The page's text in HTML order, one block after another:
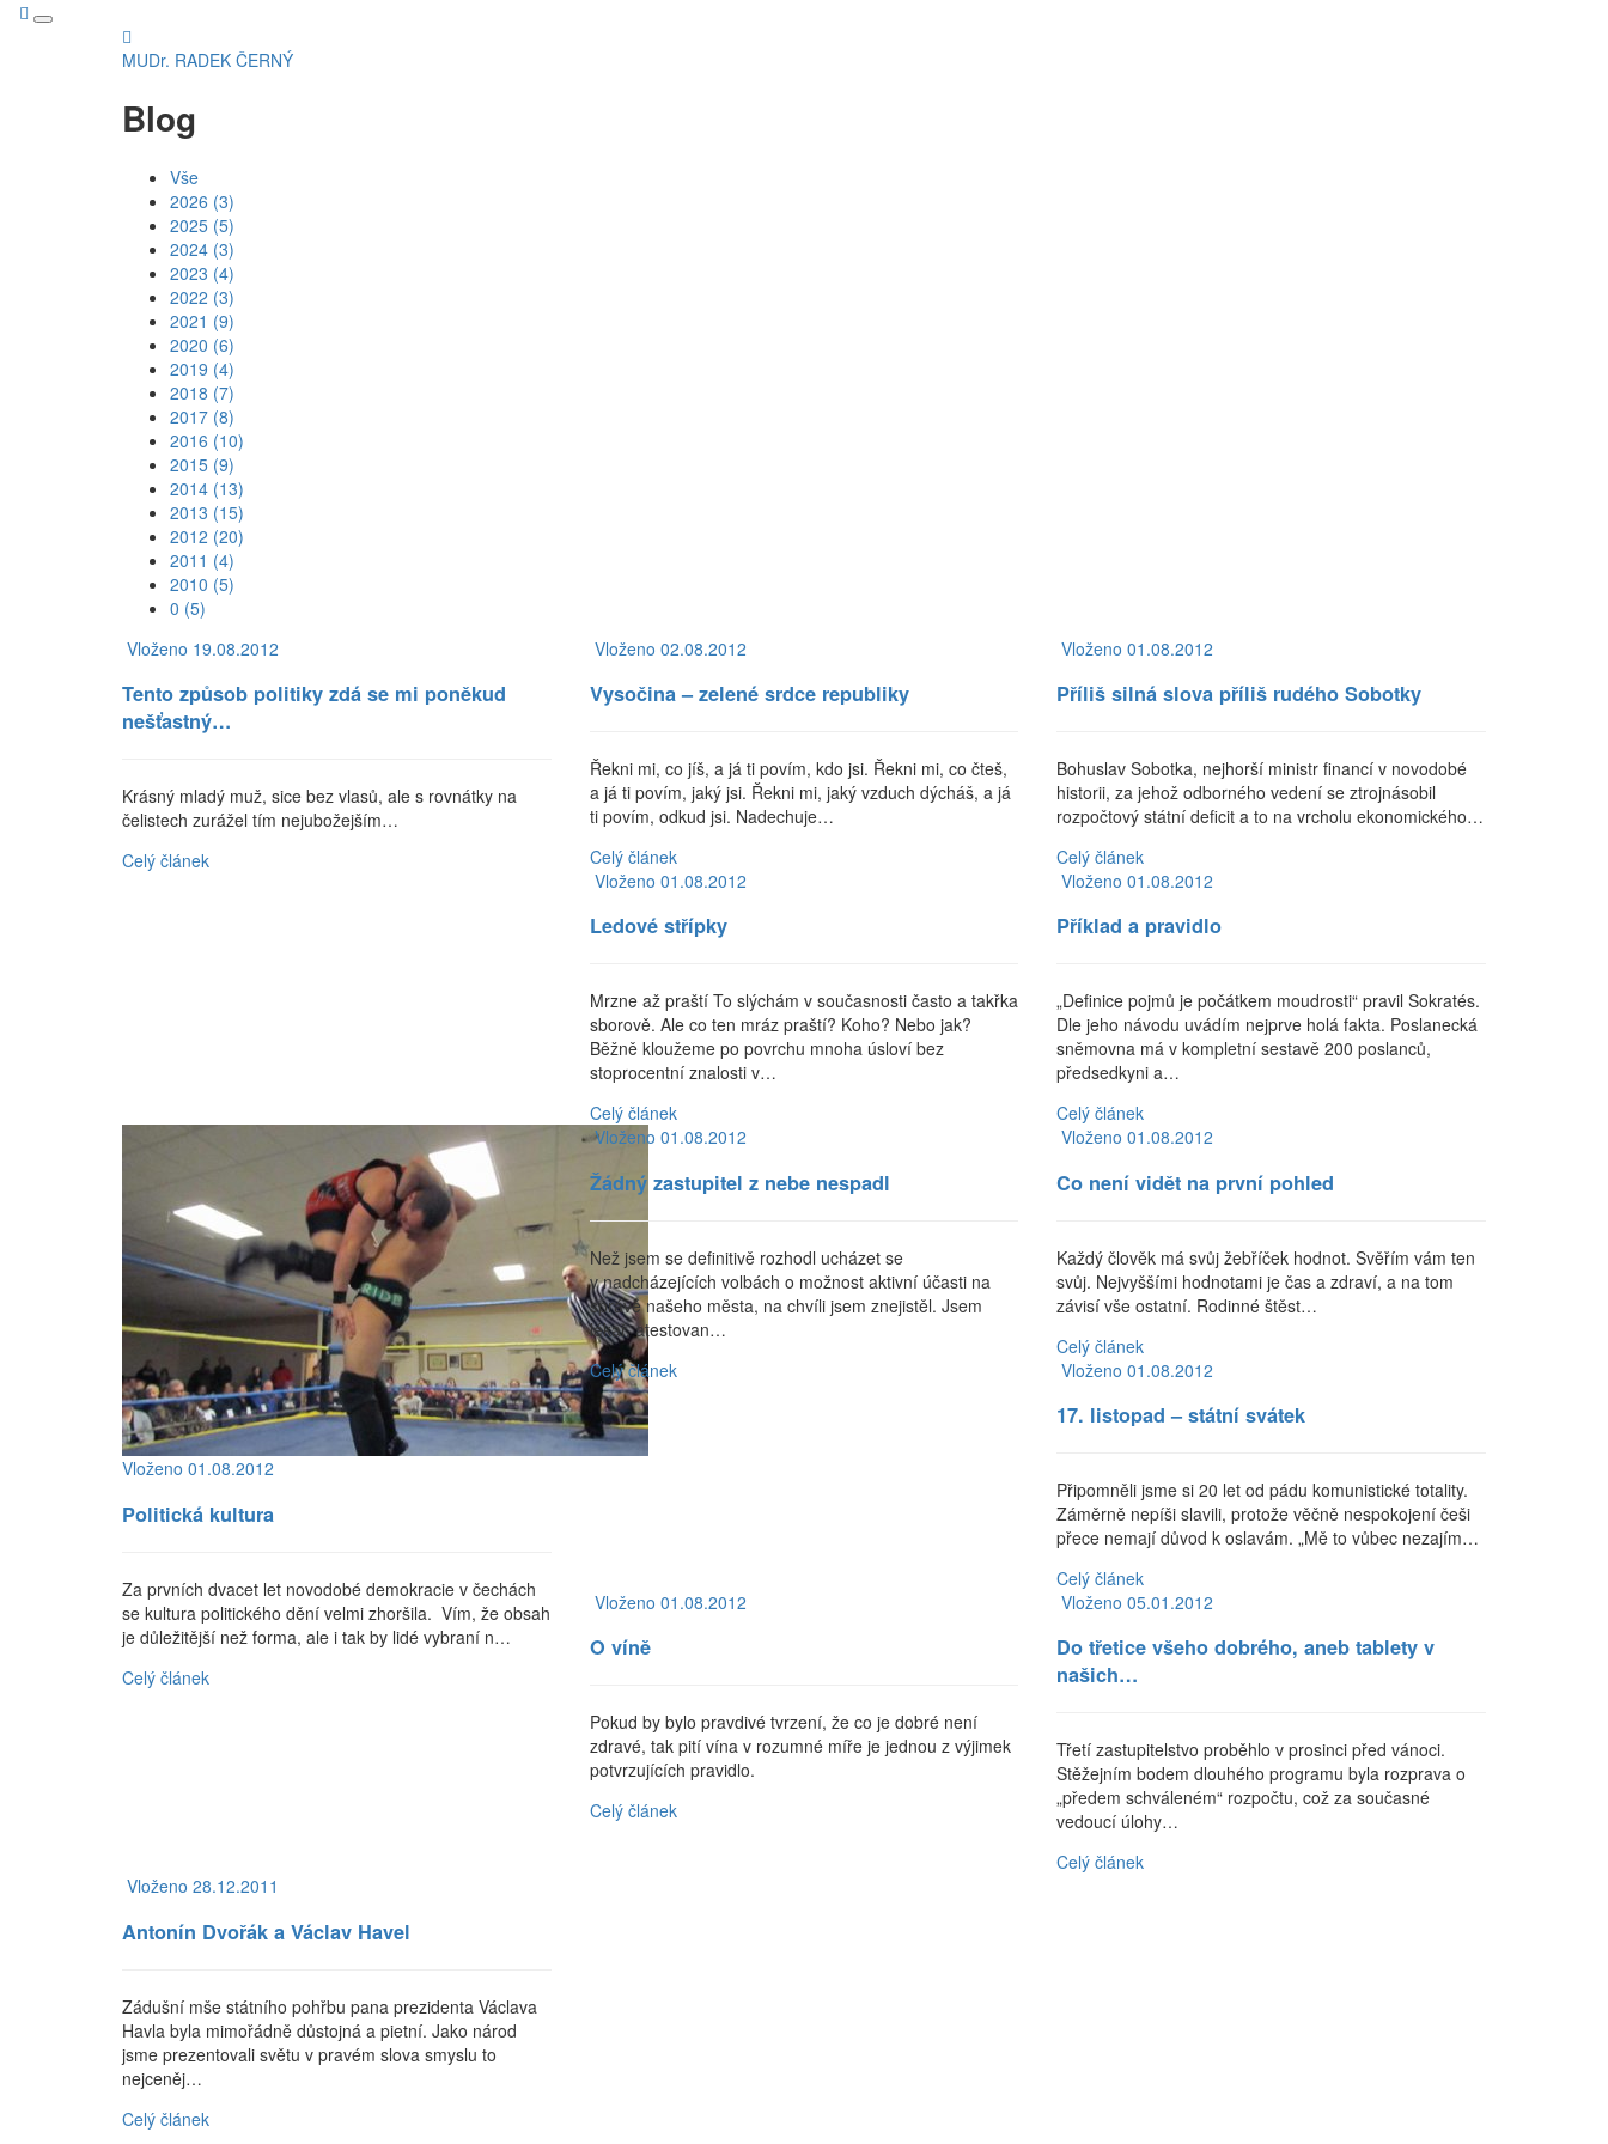
MUDr. RADEK ČERNÝ
Blog
Vše
2026 (3)
2025 (5)
2024 (3)
2023 (4)
2022 (3)
2021 (9)
2020 (6)
2019 (4)
2018 (7)
2017 (8)
2016 (10)
2015 (9)
2014 (13)
2013 (15)
2012 (20)
2011 (4)
2010 (5)
0 (5)
Vloženo 19.08.2012
Tento způsob politiky zdá se mi poněkud
nešťastný…
Krásný mladý muž, sice bez vlasů, ale s rovnátky na
čelistech zurážel tím nejubožejším…
Celý článek
Vloženo 02.08.2012
Vysočina – zelené srdce republiky
Řekni mi, co jíš, a já ti povím, kdo jsi. Řekni mi, co čteš,
a já ti povím, jaký jsi. Řekni mi, jaký vzduch dýcháš, a já
ti povím, odkud jsi. Nadechuje…
Celý článek
Vloženo 01.08.2012
Příliš silná slova příliš rudého Sobotky
Bohuslav Sobotka, nejhorší ministr financí v novodobé
historii, za jehož odborného vedení se ztrojnásobil
rozpočtový státní deficit a to na vrcholu ekonomického…
Celý článek
Vloženo 01.08.2012
Ledové střípky
Mrzne až praští To slýchám v současnosti často a takřka
sborově. Ale co ten mráz praští? Koho? Nebo jak?
Běžně kloužeme po povrchu mnoha úsloví bez
stoprocentní znalosti v…
Celý článek
Vloženo 01.08.2012
Příklad a pravidlo
„Definice pojmů je počátkem moudrosti“ pravil Sokratés.
Dle jeho návodu uvádím nejprve holá fakta. Poslanecká
sněmovna má v kompletní sestavě 200 poslanců,
předsedkyni a…
Celý článek
Vloženo 01.08.2012
Politická kultura
Za prvních dvacet let novodobé demokracie v čechách
se kultura politického dění velmi zhoršila. Vím, že obsah
je důležitější než forma, ale i tak by lidé vybraní n…
Celý článek
Vloženo 01.08.2012
Žádný zastupitel z nebe nespadl
Než jsem se definitivě rozhodl ucházet se
v nadcházejících volbách o možnost aktivní účasti na
správě našeho města, na chvíli jsem znejistěl. Jsem
lékař, atestovan…
Celý článek
Vloženo 01.08.2012
Co není vidět na první pohled
Každý člověk má svůj žebříček hodnot. Svěřím vám ten
svůj. Nejvyššími hodnotami je čas a zdraví, a na tom
závisí vše ostatní. Rodinné štěst…
Celý článek
Vloženo 01.08.2012
17. listopad – státní svátek
Připomněli jsme si 20 let od pádu komunistické totality.
Záměrně nepíši slavili, protože věčně nespokojení češi
přece nemají důvod k oslavám. „Mě to vůbec nezajím…
Celý článek
Vloženo 01.08.2012
O víně
Pokud by bylo pravdivé tvrzení, že co je dobré není
zdravé, tak pití vína v rozumné míře je jednou z výjimek
potvrzujících pravidlo.
Celý článek
Vloženo 05.01.2012
Do třetice všeho dobrého, aneb tablety v
našich…
Třetí zastupitelstvo proběhlo v prosinci před vánoci.
Stěžejním bodem dlouhého programu byla rozprava o
„předem schváleném“ rozpočtu, což za současné
vedoucí úlohy…
Celý článek
Vloženo 28.12.2011
Antonín Dvořák a Václav Havel
Zádušní mše státního pohřbu pana prezidenta Václava
Havla byla mimořádně důstojná a pietní. Jako národ
jsme prezentovali světu v pravém slova smyslu to
nejceněj…
Celý článek